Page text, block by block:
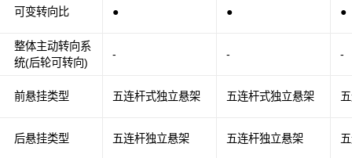
可变转向比
整体主动转向系
统(后轮可转向)
前悬挂类型
后悬挂类型
● ● ●
- - -
五连杆式独立悬架 五连杆式独立悬架
五连杆独立悬架 五连杆独立悬架